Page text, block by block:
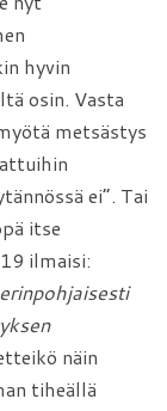
hyvin
osin. Vasta
metsästys
ei”. Tai
itse
ilmaisi:
näin
tiheällä